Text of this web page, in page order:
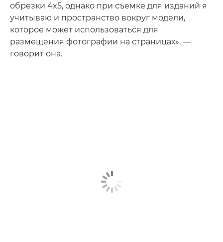
обрезки 4x5, однако при съемке для изданий я
учитываю и пространство вокруг модели,
которое может использоваться для
размещения фотографии на страницах», —
говорит она.